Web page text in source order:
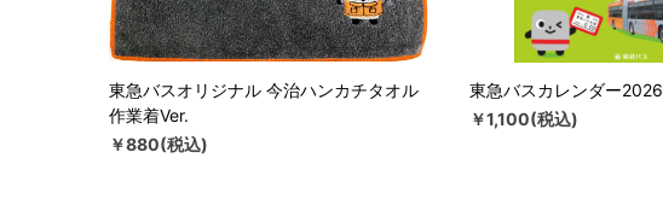
東急バスオリジナル 今治ハンカチタオル
作業着Ver.
￥880(税込)
東急バスカレンダー2026
￥1,100(税込)